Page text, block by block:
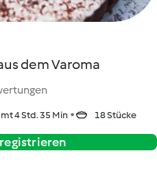
dem Varoma
4 Std. 35 Min 18 Stücke